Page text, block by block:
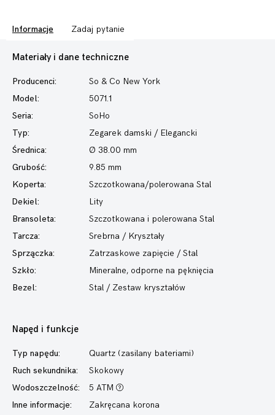
Informacje Zadaj pytanie
Materiały i dane techniczne
Producenci:
So & Co New York
Model:
5071.1
Seria:
SoHo
Typ:
Zegarek damski / Elegancki
Średnica:
Ø 38.00 mm
Grubość:
9.85 mm
Koperta:
Szczotkowana/polerowana Stal
Dekiel:
Lity
Bransoleta:
Szczotkowana i polerowana Stal
Tarcza:
Srebrna / Kryształy
Sprzączka:
Zatrzaskowe zapięcie / Stal
Szkło:
Mineralne, odporne na pęknięcia
Bezel:
Stal / Zestaw kryształów
Napęd i funkcje
Typ napędu:
Quartz (zasilany bateriami)
Ruch sekundnika:
Skokowy
Wodoszczelność:
5 ATM
Inne informacje:
Zakręcana korona